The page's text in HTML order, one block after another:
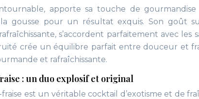
apporte sa touche de gourmandise
gousse pour un résultat exquis. Son goût
s’accordent parfaitement avec les
crée un équilibre parfait entre douceur et
et rafraîchissante.
: un duo explosif et original
est un véritable cocktail d’exotisme et de